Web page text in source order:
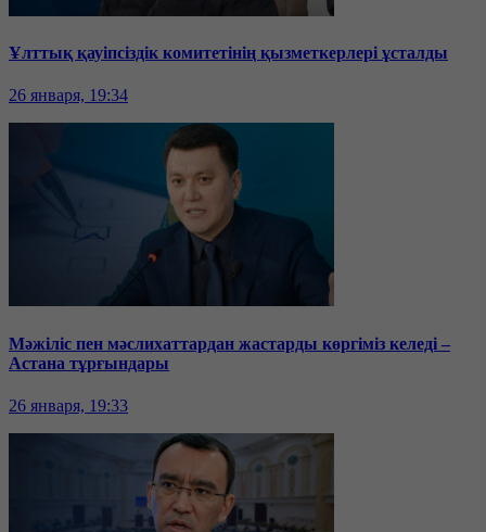
Ұлттық қауіпсіздік комитетінің қызметкерлері ұсталды
26 января, 19:34
Мәжіліс пен мәслихаттардан жастарды көргіміз келеді –
Астана тұрғындары
26 января, 19:33